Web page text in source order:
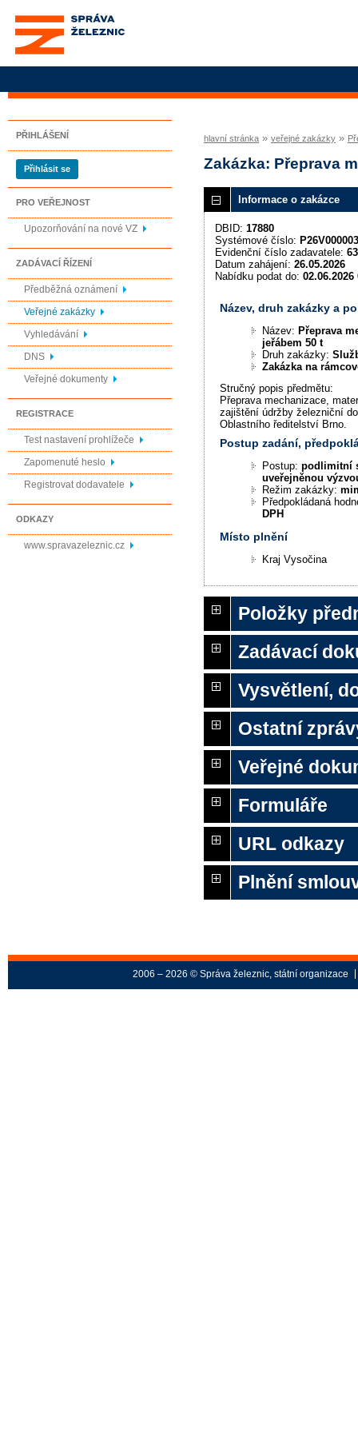
Správa železnic, státní
organizace
PŘIHLÁŠENÍ
Přihlásit se
PRO VEŘEJNOST
Upozorňování na nové VZ
ZADÁVACÍ ŘÍZENÍ
Předběžná oznámení
Veřejné zakázky
Vyhledávání
DNS
Veřejné dokumenty
REGISTRACE
Test nastavení prohlížeče
Zapomenuté heslo
Registrovat dodavatele
ODKAZY
www.spravazeleznic.cz
hlavní stránka » veřejné zakázky »
Zakázka: Přeprava
Informace o zakázce
DBID: 17880
Systémové číslo:
Evidenční číslo zadavatele:
Datum zahájení: 26.05.2026
Nabídku podat do: 02.06.2026
Název, druh zakázky a
Název:Přeprava
jeřábem 50 t
Druh zakázky:
Zakázka na
Stručný popis předmětu:
Přeprava mechanizace,
zajištění údržby železniční
Oblastního ředitelství Brno.
Postup zadání,
Postup:podlimitní
uveřejněnou
Režim zakázky:
Předpokládaná
DPH
Místo plnění
Kraj Vysočina
Položky
Zadávací
Vysvětlení,
Ostatní
Veřejné
Formuláře
URL odkazy
Plnění
2006 – 2026 © Správa železnic, státní organizace